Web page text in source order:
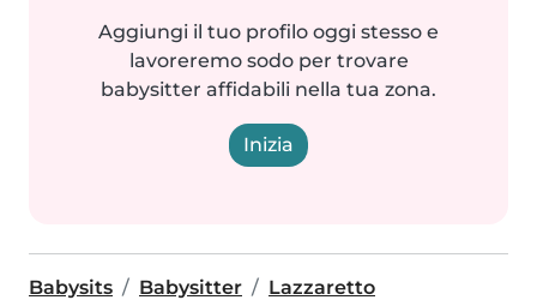
Aggiungi il tuo profilo oggi stesso e
lavoreremo sodo per trovare
babysitter affidabili nella tua zona.
Inizia
Babysits Babysitter Lazzaretto